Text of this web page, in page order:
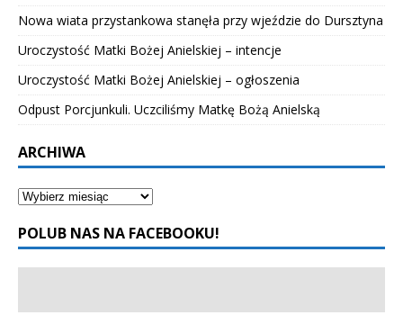
Nowa wiata przystankowa stanęła przy wjeździe do Dursztyna
Uroczystość Matki Bożej Anielskiej – intencje
Uroczystość Matki Bożej Anielskiej – ogłoszenia
Odpust Porcjunkuli. Uczciliśmy Matkę Bożą Anielską
ARCHIWA
POLUB NAS NA FACEBOOKU!